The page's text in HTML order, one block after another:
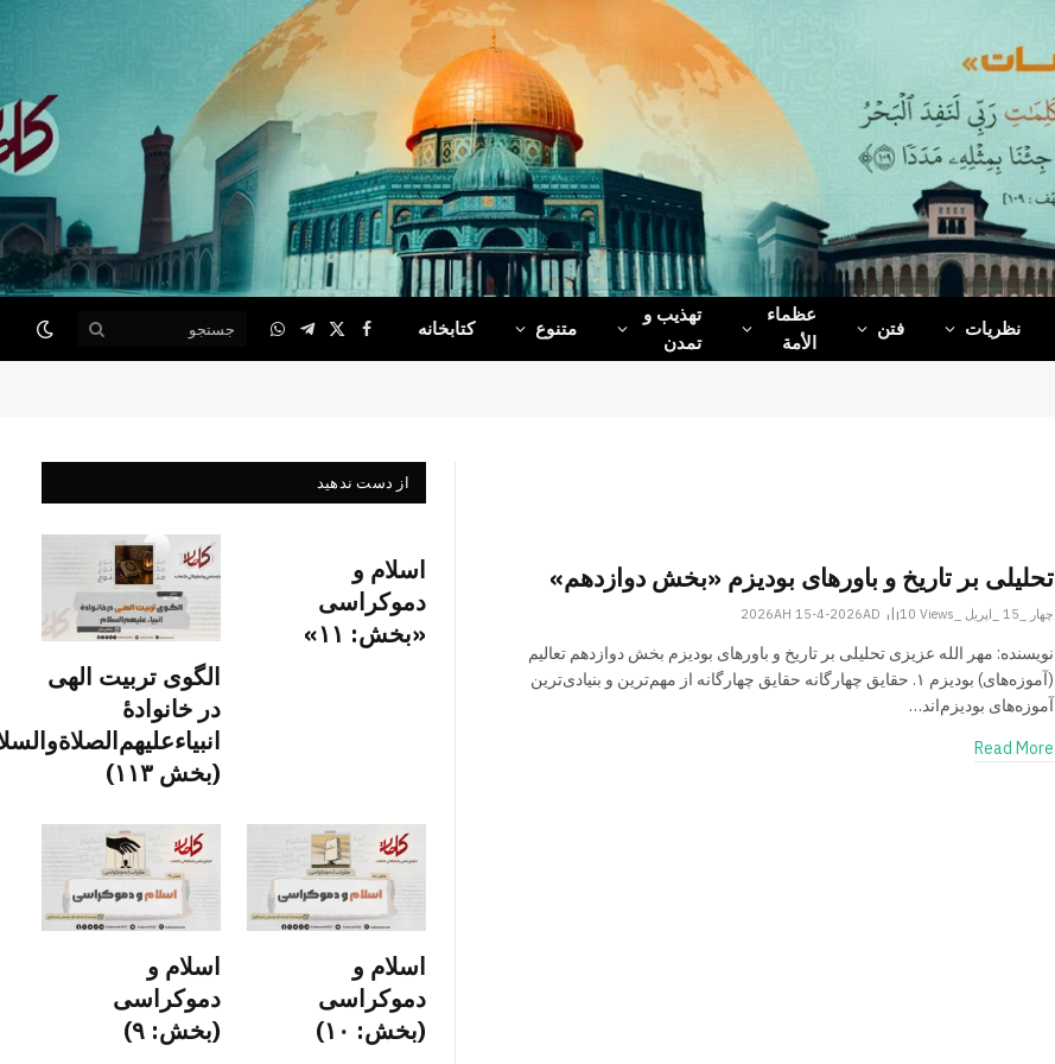
نظریات فتن
عظماء‌
الأمة
تهذیب و
تمدن
متنوع کتابخانه Facebook
X
(Twitter)
Telegram
WhatsApp
تحلیلی بر تاریخ و باورهای بودیزم «بخش دوازدهم»
چهار _15 _اپریل _2026AH 15-4-2026AD 10Views
نویسنده: مهر الله عزیزی تحلیلی بر تاریخ و باورهای بودیزم بخش دوازدهم تعالیم
(آموزه‌های) بودیزم ۱. حقایق چهارگانه حقایق چهارگانه از مهم‌ترین و بنیادی‌ترین
آموزه‌های بودیزم‌اند…
Read More
از دست ندهید
اسلام و
دموکراسی
«بخش: ۱۱»
الگوی تربیت الهی
در خانوادۀ
(بخش ۱۱۳)
اسلام و
دموکراسی
(بخش: ۱۰)
اسلام و
دموکراسی
(بخش: ۹)